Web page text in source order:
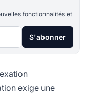
fonctionnalités et
S'abonner
exige une